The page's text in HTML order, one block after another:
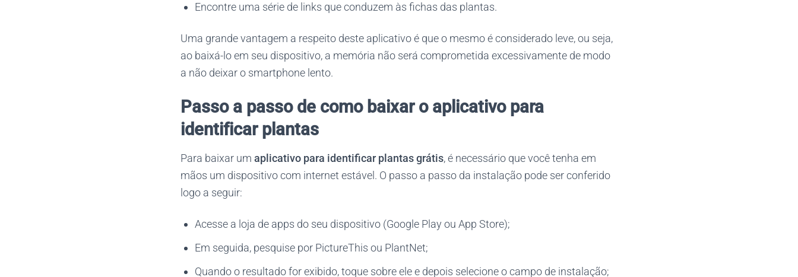
Encontre uma série de links que conduzem às fichas das plantas.
Uma grande vantagem a respeito deste aplicativo é que o mesmo é considerado leve, ou seja,
ao baixá-lo em seu dispositivo, a memória não será comprometida excessivamente de modo
a não deixar o smartphone lento.
Passo a passo de como baixar o aplicativo para
identificar plantas
Para baixar um aplicativo para identificar plantas grátis, é necessário que você tenha em
mãos um dispositivo com internet estável. O passo a passo da instalação pode ser conferido
logo a seguir:
Acesse a loja de apps do seu dispositivo (Google Play ou App Store);
Em seguida, pesquise por PictureThis ou PlantNet;
Quando o resultado for exibido, toque sobre ele e depois selecione o campo de instalação;